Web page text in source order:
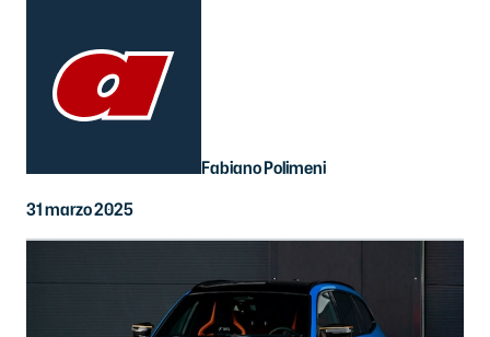
Fabiano Polimeni
31 marzo 2025